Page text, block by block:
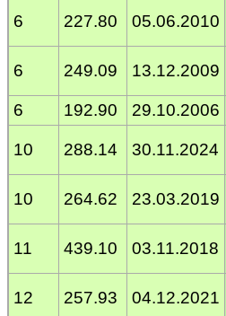
6 227.80 05.06.2010
6 249.09 13.12.2009
6 192.90 29.10.2006
10 288.14 30.11.2024
10 264.62 23.03.2019
11 439.10 03.11.2018
12 257.93 04.12.2021